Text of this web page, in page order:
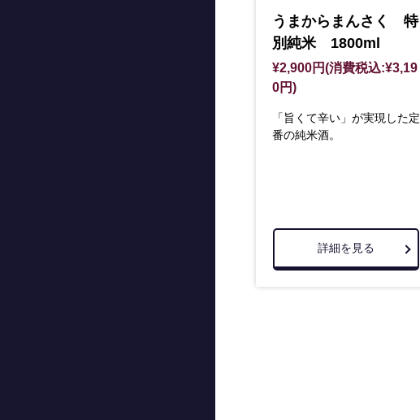
うまからまんさく 特
別純米 1800ml
¥2,900円(消費税込:¥3,19
0円)
「旨くて辛い」が実現した定
番の純米酒。
詳細を見る